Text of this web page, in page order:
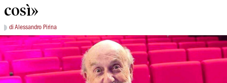
così»
di Alessandro Pirina